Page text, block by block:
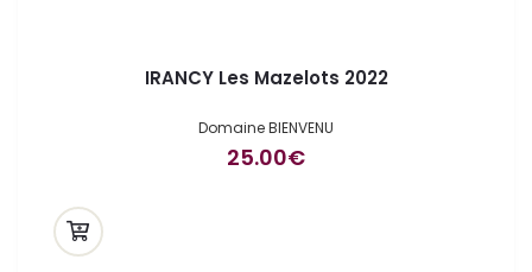
IRANCY Les Mazelots 2022
Domaine BIENVENU
25.00€